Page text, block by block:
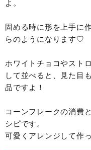
よ。
固める時に形を上手に
らのようになります♡
ホワイトチョコやスト
して並べると、見た目
品ですよ！
コーンフレークの消費
シピです。
可愛くアレンジして作